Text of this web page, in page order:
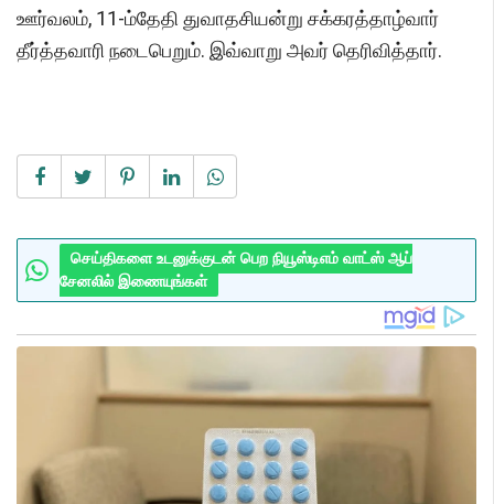
ஊர்வலம், 11-ம்தேதி துவாதசியன்று சக்கரத்தாழ்வார்
தீர்த்தவாரி நடைபெறும். இவ்வாறு அவர் தெரிவித்தார்.
செய்திகளை உடனுக்குடன் பெற நியூஸ்டிஎம் வாட்ஸ் ஆப்
சேனலில் இணையுங்கள்